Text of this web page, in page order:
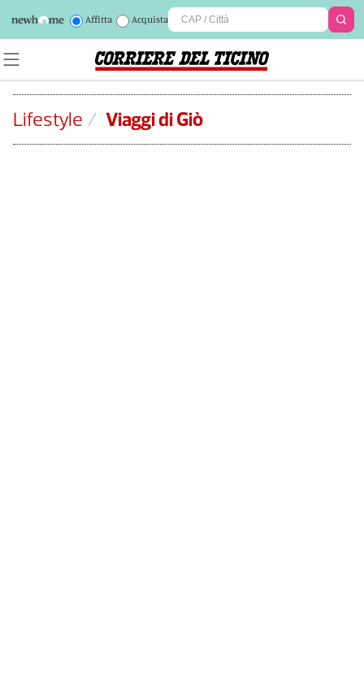
Affitta Acquista
Lifestyle / Viaggi di Giò